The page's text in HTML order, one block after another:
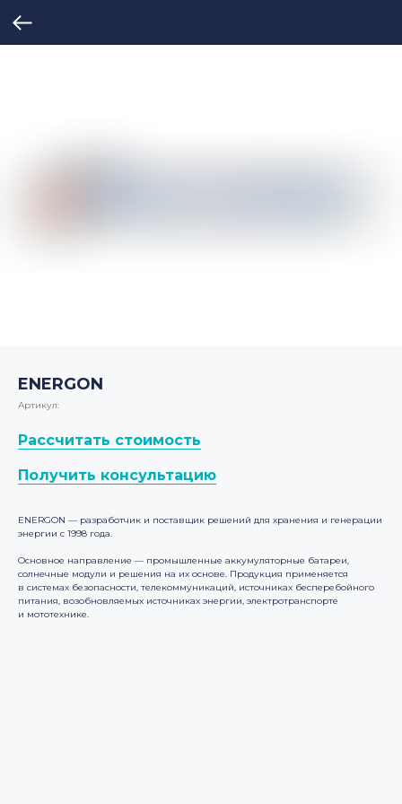
ENERGON
Артикул:
Рассчитать стоимость
Получить консультацию
ENERGON — разработчик и поставщик решений для хранения и генерации
энергии c 1998 года.
Основное направление — промышленные аккумуляторные батареи,
солнечные модули и решения на их основе. Продукция применяется
в системах безопасности, телекоммуникаций, источниках бесперебойного
питания, возобновляемых источниках энергии, электротранспорте
и мототехнике.